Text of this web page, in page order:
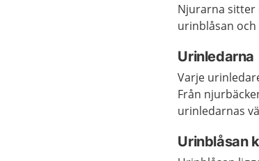
Njurarna sitter
urinblåsan
Urinledarna
Varje
Från
urinledarnas
Urinblåsan